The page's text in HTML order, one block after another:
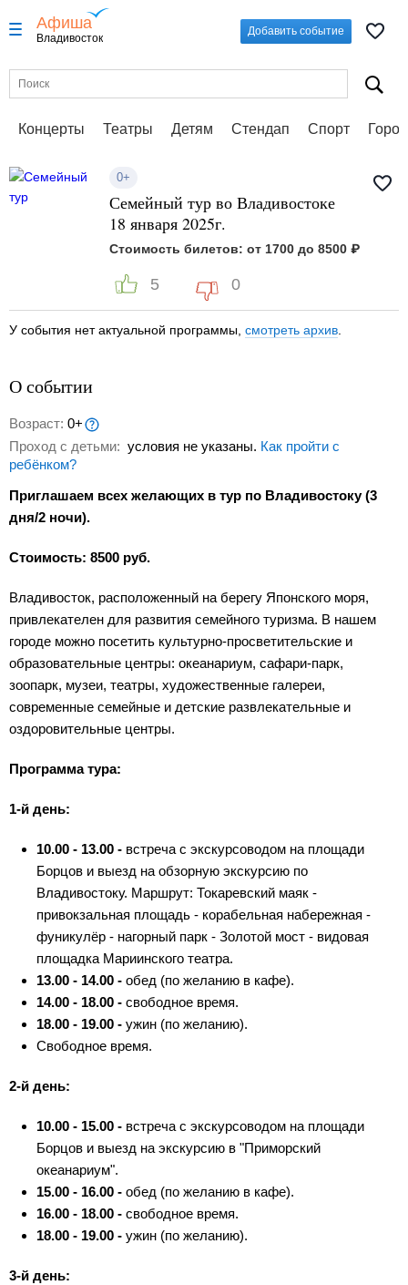
Афиша
Владивосток
Добавить событие
Концерты Театры Детям Стендап Спорт
0+
Семейный тур во Владивостоке
18 января 2025г.
Стоимость билетов: от 1700 до 8500 ₽
5 0
У события нет актуальной программы, смотреть архив
О событии
Возраст: 0+
Проход с детьми: условия не указаны. Как пройти с
ребёнком?
Приглашаем всех желающих в тур по Владивостоку (3
дня/2 ночи).
Стоимость: 8500 руб.
Владивосток, расположенный на берегу Японского моря,
привлекателен для развития семейного туризма. В нашем
городе можно посетить культурно-просветительские и
образовательные центры: океанариум, сафари-парк,
зоопарк, музеи, театры, художественные галереи,
современные семейные и детские развлекательные и
оздоровительные центры.
Программа тура:
1-й день:
10.00 - 13.00 - встреча с экскурсоводом на площади
Борцов и выезд на обзорную экскурсию по
Владивостоку. Маршрут: Токаревский маяк -
привокзальная площадь - корабельная набережная -
фуникулёр - нагорный парк - Золотой мост - видовая
площадка Мариинского театра.
13.00 - 14.00 - обед (по желанию в кафе).
14.00 - 18.00 - свободное время.
18.00 - 19.00 - ужин (по желанию).
Свободное время.
2-й день:
10.00 - 15.00 - встреча с экскурсоводом на площади
Борцов и выезд на экскурсию в "Приморский
океанариум".
15.00 - 16.00 - обед (по желанию в кафе).
16.00 - 18.00 - свободное время.
18.00 - 19.00 - ужин (по желанию).
3-й день: